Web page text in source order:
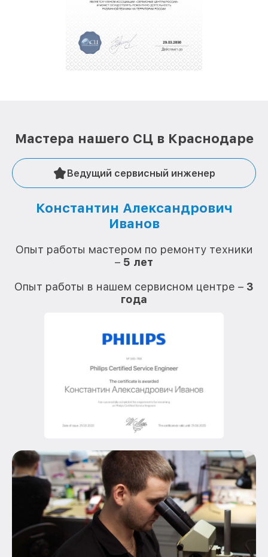
полной сохранности и бесплатно.
положительные отзывы и обрели отличную
репутацию. Мы постоянно совершенствуемся и
Мастера нашего СЦ в Краснодаре
Ведущий сервисный инженер
Константин Александрович
Иванов
Опыт работы мастером по ремонту техники
– 5 лет
Опыт работы в нашем сервисном центре – 3
года